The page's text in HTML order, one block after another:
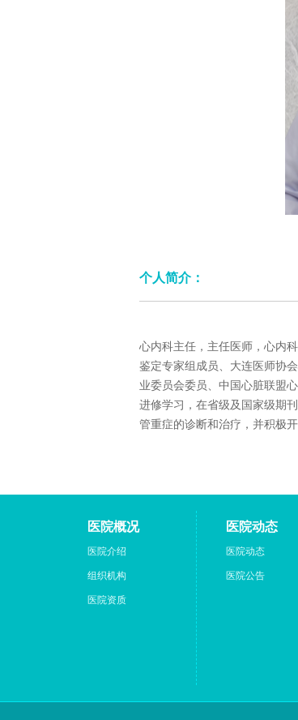
个人简介：
心内科主任，主任医师，心内
鉴定专家组成员、大连医师协
业委员会委员、中国心脏联盟
进修学习，在省级及国家级期
管重症的诊断和治疗，并积极
医院概况
医院介绍
组织机构
医院资质
医院动态
医院动态
医院公告